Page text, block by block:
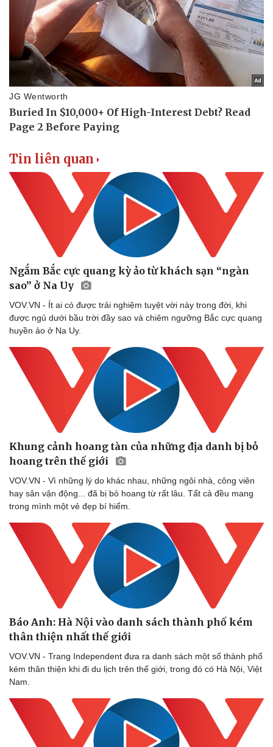
Doanh nghiệp
Thông tin doanh nghiệp
Doanh nghiệp 24h
Doanh nhân
Vì cộng đồng
Công nghệ
Sành điệu
Tin Công nghệ
Trải nghiệm
Chuyển đổi số
Tin liên quan
Ngắm Bắc cực quang kỳ ảo từ khách sạn “ngàn
sao” ở Na Uy
VOV.VN - Ít ai có được trải nghiệm tuyệt vời này trong đời, khi
được ngủ dưới bầu trời đầy sao và chiêm ngưỡng Bắc cực quang
huyền ảo ở Na Uy.
Khung cảnh hoang tàn của những địa danh bị bỏ
hoang trên thế giới
VOV.VN - Vì những lý do khác nhau, những ngôi nhà, công viên
hay sân vận động... đã bị bỏ hoang từ rất lâu. Tất cả đều mang
trong mình một vẻ đẹp bí hiểm.
Báo Anh: Hà Nội vào danh sách thành phố kém
thân thiện nhất thế giới
VOV.VN - Trang Independent đưa ra danh sách một số thành phố
kém thân thiện khi đi du lịch trên thế giới, trong đó có Hà Nội, Việt
Nam.